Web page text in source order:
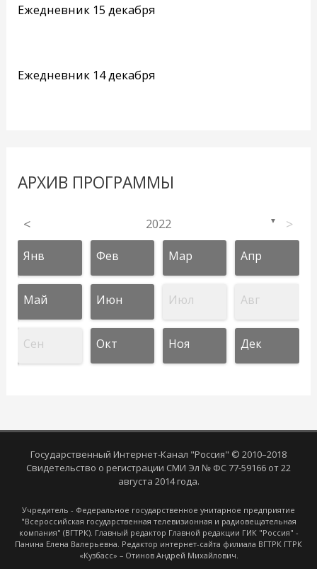
Ежедневник 15 декабря
Ежедневник 14 декабря
АРХИВ ПРОГРАММЫ
< 2022 ▼ >
Янв Фев Мар Апр
Май Июн Июл Авг
Сен Окт Ноя Дек
Государственный Интернет-Канал "Россия" © 2010–2018
Свидетельство о регистрации СМИ Эл № ФС 77-59166 от 22
августа 2014 года.
Учредитель - Федеральное государственное унитарное предприятие
"Всероссийская государственная телевизионная и радиовещательная
компания" (ВГТРК). Главный редактор Главной редакции ГИК "Россия" -
Панина Елена Валерьевна. Редактор интернет-сайта филиала ВГТРК ГТРК
«Кузбасс» – Отинов Андрей Михайлович.